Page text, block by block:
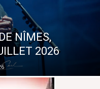
NÎMES,
2026